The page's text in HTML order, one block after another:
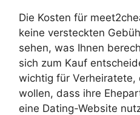
Die Kosten für
keine versteckten
sehen, was Ihnen
sich zum Kauf
wichtig für Verheiratete,
wollen, dass ihre
eine Dating-Website